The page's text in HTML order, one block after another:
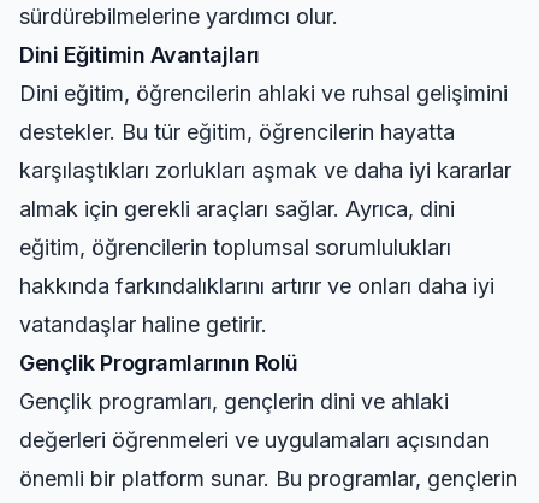
sürdürebilmelerine yardımcı olur.
Dini Eğitimin Avantajları
Dini eğitim, öğrencilerin ahlaki ve ruhsal gelişimini
destekler. Bu tür eğitim, öğrencilerin hayatta
karşılaştıkları zorlukları aşmak ve daha iyi kararlar
almak için gerekli araçları sağlar. Ayrıca, dini
eğitim, öğrencilerin toplumsal sorumlulukları
hakkında farkındalıklarını artırır ve onları daha iyi
vatandaşlar haline getirir.
Gençlik Programlarının Rolü
Gençlik programları, gençlerin dini ve ahlaki
değerleri öğrenmeleri ve uygulamaları açısından
önemli bir platform sunar. Bu programlar, gençlerin